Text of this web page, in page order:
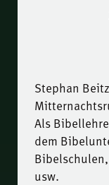
Stephan
Als
dem
usw.